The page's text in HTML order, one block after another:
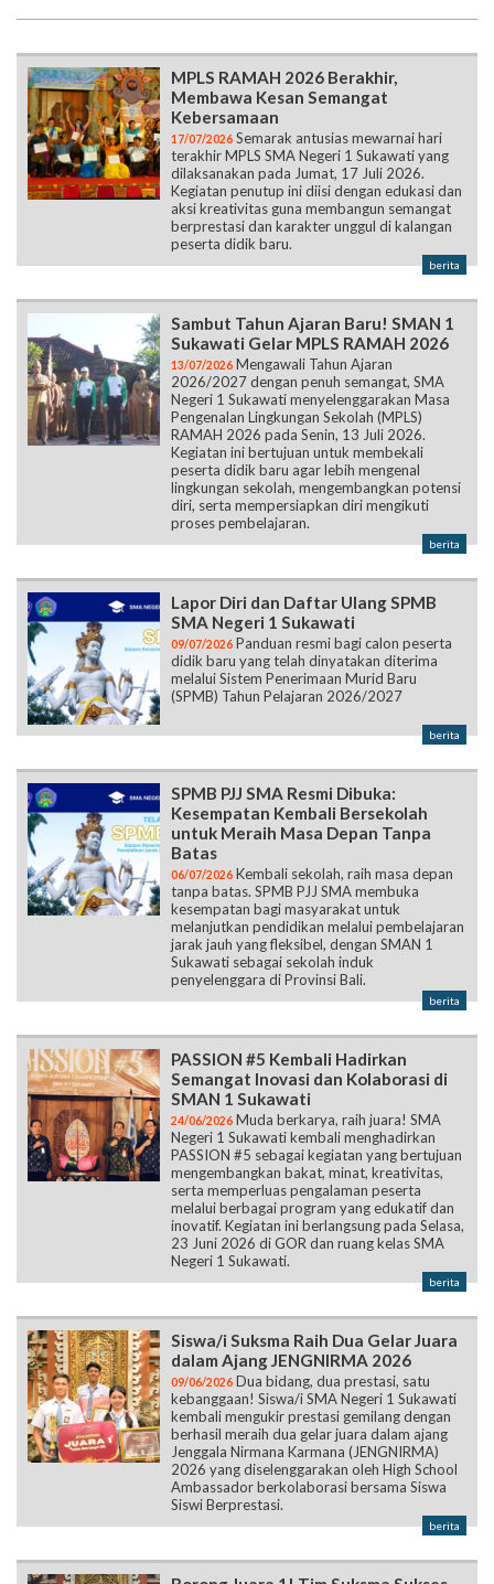
MPLS RAMAH 2026 Berakhir,
Membawa Kesan Semangat
Kebersamaan
17/07/2026 Semarak antusias mewarnai hari
terakhir MPLS SMA Negeri 1 Sukawati yang
dilaksanakan pada Jumat, 17 Juli 2026.
Kegiatan penutup ini diisi dengan edukasi dan
aksi kreativitas guna membangun semangat
berprestasi dan karakter unggul di kalangan
peserta didik baru.
berita
Sambut Tahun Ajaran Baru! SMAN 1
Sukawati Gelar MPLS RAMAH 2026
13/07/2026 Mengawali Tahun Ajaran
2026/2027 dengan penuh semangat, SMA
Negeri 1 Sukawati menyelenggarakan Masa
Pengenalan Lingkungan Sekolah (MPLS)
RAMAH 2026 pada Senin, 13 Juli 2026.
Kegiatan ini bertujuan untuk membekali
peserta didik baru agar lebih mengenal
lingkungan sekolah, mengembangkan potensi
diri, serta mempersiapkan diri mengikuti
proses pembelajaran.
berita
Lapor Diri dan Daftar Ulang SPMB
SMA Negeri 1 Sukawati
09/07/2026 Panduan resmi bagi calon peserta
didik baru yang telah dinyatakan diterima
melalui Sistem Penerimaan Murid Baru
(SPMB) Tahun Pelajaran 2026/2027
berita
SPMB PJJ SMA Resmi Dibuka:
Kesempatan Kembali Bersekolah
untuk Meraih Masa Depan Tanpa
Batas
06/07/2026 Kembali sekolah, raih masa depan
tanpa batas. SPMB PJJ SMA membuka
kesempatan bagi masyarakat untuk
melanjutkan pendidikan melalui pembelajaran
jarak jauh yang fleksibel, dengan SMAN 1
Sukawati sebagai sekolah induk
penyelenggara di Provinsi Bali.
berita
PASSION #5 Kembali Hadirkan
Semangat Inovasi dan Kolaborasi di
SMAN 1 Sukawati
24/06/2026 Muda berkarya, raih juara! SMA
Negeri 1 Sukawati kembali menghadirkan
PASSION #5 sebagai kegiatan yang bertujuan
mengembangkan bakat, minat, kreativitas,
serta memperluas pengalaman peserta
melalui berbagai program yang edukatif dan
inovatif. Kegiatan ini berlangsung pada Selasa,
23 Juni 2026 di GOR dan ruang kelas SMA
Negeri 1 Sukawati.
berita
Siswa/i Suksma Raih Dua Gelar Juara
dalam Ajang JENGNIRMA 2026
09/06/2026 Dua bidang, dua prestasi, satu
kebanggaan! Siswa/i SMA Negeri 1 Sukawati
kembali mengukir prestasi gemilang dengan
berhasil meraih dua gelar juara dalam ajang
Jenggala Nirmana Karmana (JENGNIRMA)
2026 yang diselenggarakan oleh High School
Ambassador berkolaborasi bersama Siswa
Siswi Berprestasi.
berita